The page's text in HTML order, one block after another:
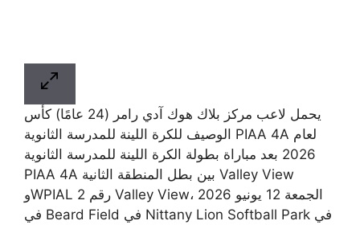
يحمل لاعب مركز بلاك هوك آدي رامر (24 عامًا) كأس
الوصيف للكرة اللينة للمدرسة الثانوية PIAA 4A لعام
2026 بعد مباراة بطولة الكرة اللينة للمدرسة الثانوية
PIAA 4A بين بطل المنطقة الثانية Valley View
وWPIAL رقم 2 Valley View، الجمعة 12 يونيو 2026
في Beard Field في Nittany Lion Softball Park في